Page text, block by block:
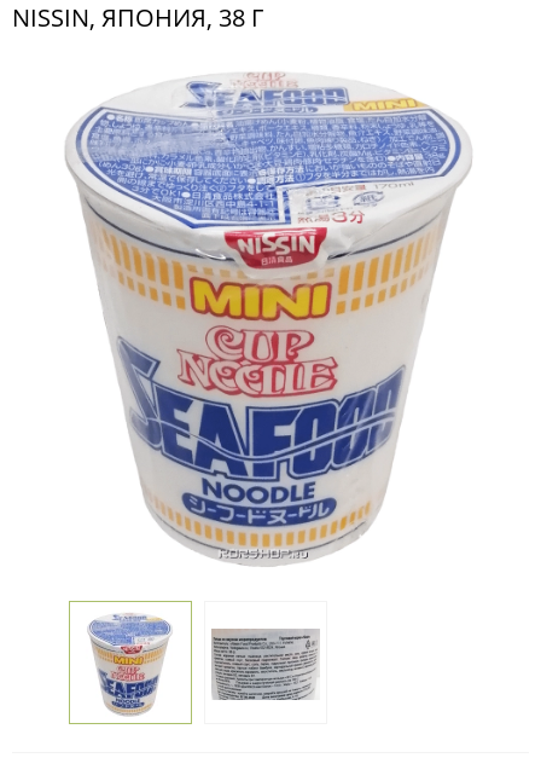
NISSIN, ЯПОНИЯ, 38 Г